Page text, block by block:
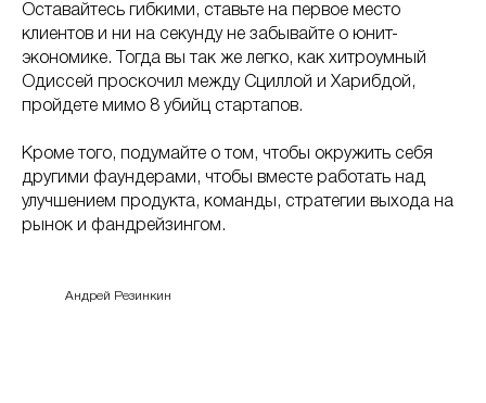
Оставайтесь гибкими, ставьте на первое место
клиентов и ни на секунду не забывайте о юнит-
экономике. Тогда вы так же легко, как хитроумный
Одиссей проскочил между Сциллой и Харибдой,
пройдете мимо 8 убийц стартапов.
Кроме того, подумайте о том, чтобы окружить себя
другими фаундерами, чтобы вместе работать над
улучшением продукта, команды, стратегии выхода на
рынок и фандрейзингом.
Андрей Резинкин